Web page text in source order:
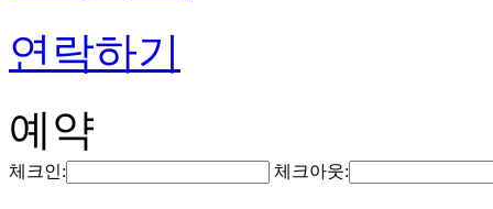
연락하기
예약
체크인: 체크아웃: